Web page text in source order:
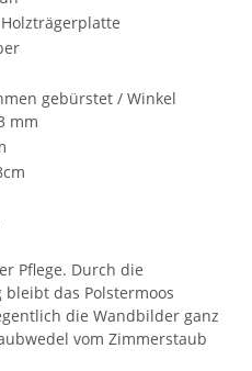
gebürstet / Winkel
mm
Pflege. Durch die
das Polstermoos
die Wandbilder ganz
vom Zimmerstaub